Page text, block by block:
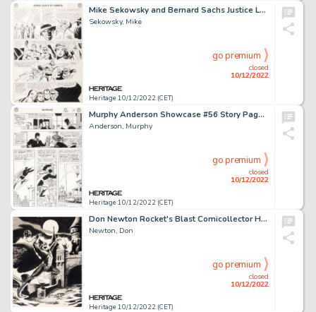
Mike Sekowsky and Bernard Sachs Justice League of America #25 Story Page 7 Original Art (DC, 1964)....
Sekowsky, Mike
Heritage 10/12/2022 (CET)
closed
10/12/2022
go premium
Murphy Anderson Showcase #56 Story Page 13 Hourman Original Art (DC, 1965)....
Anderson, Murphy
Heritage 10/12/2022 (CET)
closed
10/12/2022
go premium
Don Newton Rocket's Blast Comicollector Hawkman, Hangman, and Captain Marvel Original Art Group of 3 (G.B. Love, c... (Total: 3 Original Art)
Newton, Don
Heritage 10/12/2022 (CET)
closed
10/12/2022
go premium